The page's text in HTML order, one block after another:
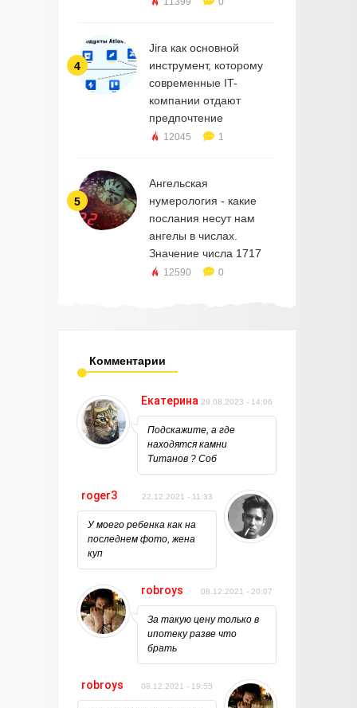
4
Jira как основной
инструмент, которому
современные IT-
компании отдают
предпочтение
12045 1
5
Ангельская
нумерология - какие
послания несут нам
ангелы в числах.
Значение числа 1717
12590 0
Комментарии
Екатерина 29.08.2023 - 14:06
Подскажите, а где
находятся камни
Титанов ? Соб
roger3 22.12.2021 - 11:33
У моего ребенка как на
последнем фото, жена
куп
robroys 08.12.2021 - 20:07
За такую цену только в
ипотеку разве что
брать
robroys 08.12.2021 - 19:55